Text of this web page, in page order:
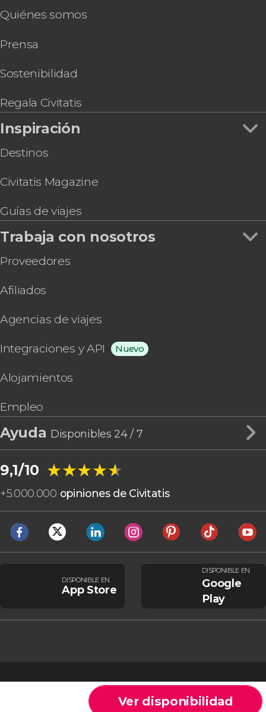
Ver disponibilidad
Tour del vino por la montaña Tamborine
Paseo en globo por Brisbane al amanecer
Quiénes somos
Prensa
Sostenibilidad
Regala Civitatis
Inspiración
Destinos
Civitatis Magazine
Guías de viajes
Trabaja con nosotros
Proveedores
Afiliados
Agencias de viajes
Integraciones y API Nuevo
Alojamientos
Empleo
Ayuda Disponibles 24 / 7
9,1/10 ★★★★★
★★★★★
+5.000.000 opiniones de Civitatis
DISPONIBLE EN
App Store
DISPONIBLE EN
Google
Play
Condiciones generales Aviso legal Política de privacidad Cookies